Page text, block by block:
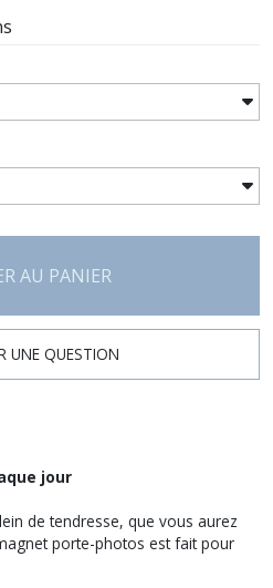
AU PANIER
UNE QUESTION
jour
de tendresse, que vous aurez
porte-photos est fait pour